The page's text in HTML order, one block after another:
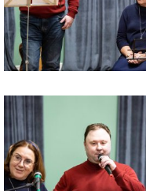
Файл
изображения